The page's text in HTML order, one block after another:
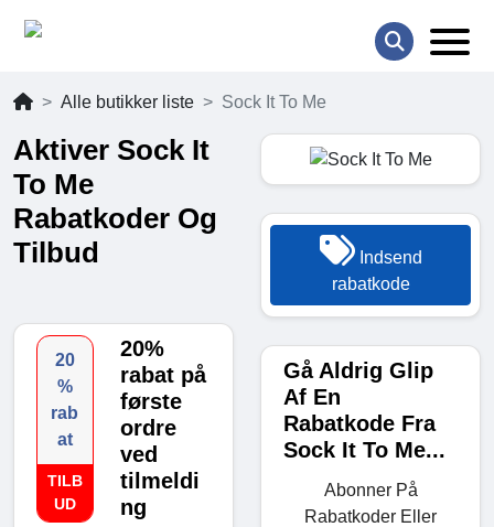
Alle butikker liste Sock It To Me
Aktiver Sock It
To Me
Rabatkoder Og
Tilbud
20
%
rab
at
TILB
UD
20%
rabat på
første
ordre
ved
tilmeldi
ng
Indsend
rabatkode
Gå Aldrig Glip
Af En
Rabatkode Fra
Sock It To Me...
Abonner På
Rabatkoder Eller